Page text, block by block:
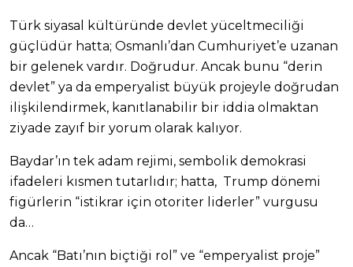
Türk siyasal kültüründe devlet yüceltmeciliği
güçlüdür hatta; Osmanlı’dan Cumhuriyet’e uzanan
bir gelenek vardır. Doğrudur. Ancak bunu “derin
devlet” ya da emperyalist büyük projeyle doğrudan
ilişkilendirmek, kanıtlanabilir bir iddia olmaktan
ziyade zayıf bir yorum olarak kalıyor.
Baydar’ın tek adam rejimi, sembolik demokrasi
ifadeleri kısmen tutarlıdır; hatta, Trump dönemi
figürlerin “istikrar için otoriter liderler” vurgusu
da…
Ancak “Batı’nın biçtiği rol” ve “emperyalist proje”